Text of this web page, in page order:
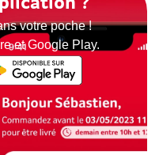
votre poche !
et Google Play.